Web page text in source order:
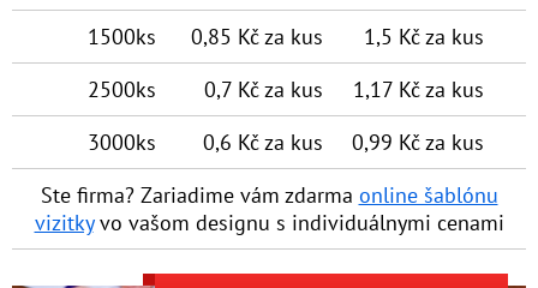
1500ks
0,85 Kč za kus
1,5 Kč za kus
2500ks
0,7 Kč za kus
1,17 Kč za kus
3000ks
0,6 Kč za kus
0,99 Kč za kus
Ste firma? Zariadime vám zdarma online šablónu
vizitkyvo vašom designu s individuálny­mi cenami